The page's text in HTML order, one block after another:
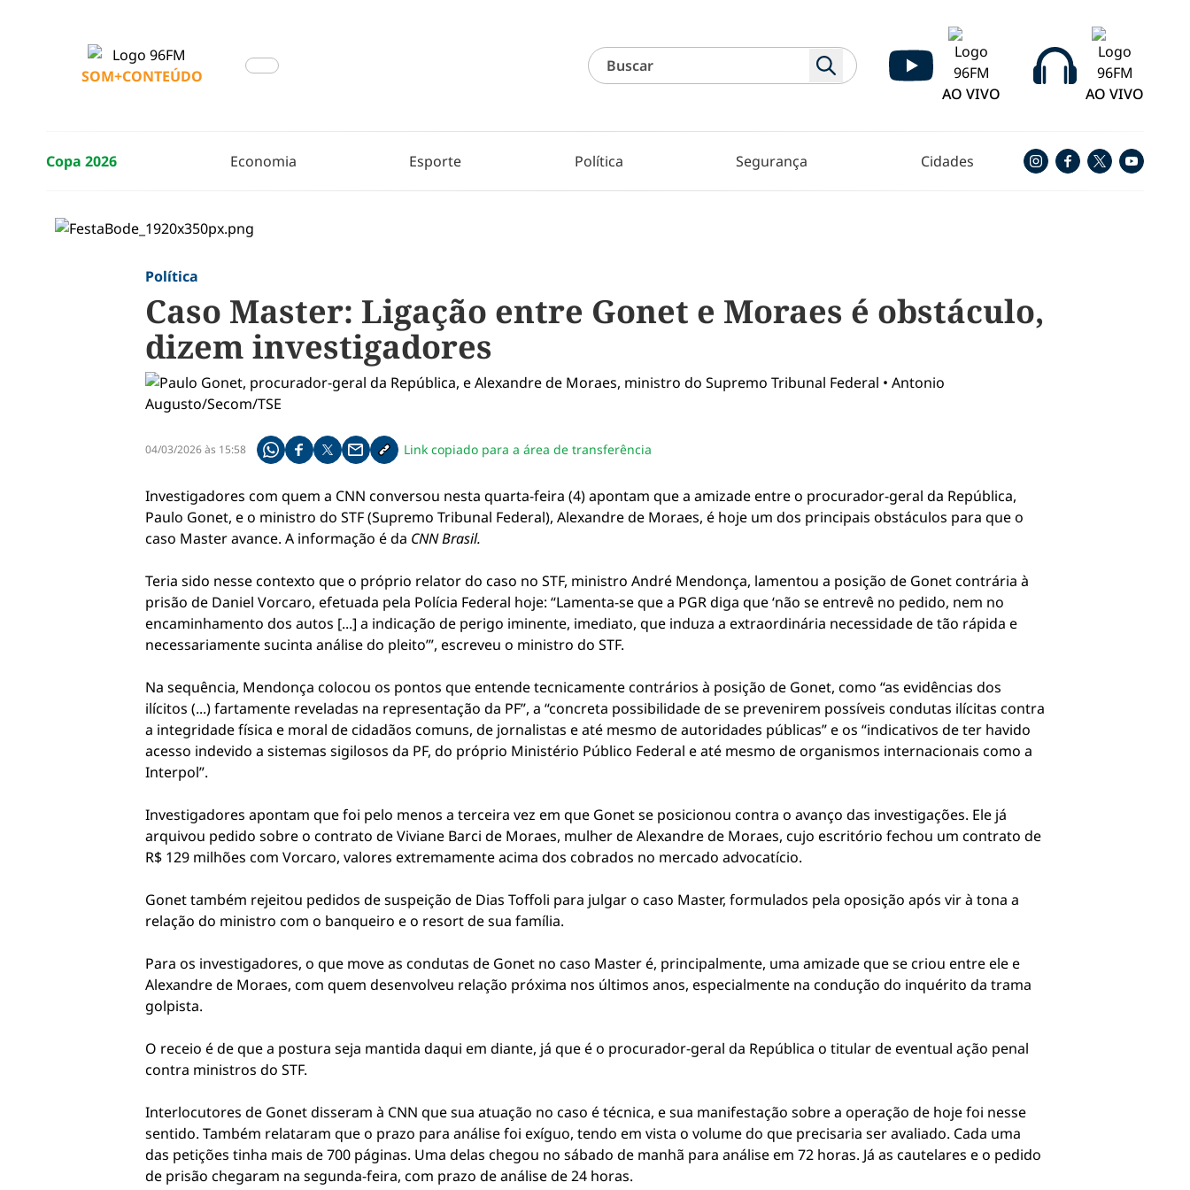
SOM+CONTEÚDO
AO VIVO
AO VIVO
Copa 2026 Economia Esporte Política Segurança Cidades
Política
Caso Master: Ligação entre Gonet e Moraes é obstáculo,
dizem investigadores
04/03/2026 às 15:58 Compartilhe pelo whatsapp
Compartilhar no facebook
Compartilhar no twitter
Compartilhe pelo email
Copiar link da notícia
Link copiado para a área de transferência
Investigadores com quem a CNN conversou nesta quarta-feira (4) apontam que a amizade entre o procurador-geral da República,
Paulo Gonet, e o ministro do STF (Supremo Tribunal Federal), Alexandre de Moraes, é hoje um dos principais obstáculos para que o
caso Master avance. A informação é da CNN Brasil.
Teria sido nesse contexto que o próprio relator do caso no STF, ministro André Mendonça, lamentou a posição de Gonet contrária à
prisão de Daniel Vorcaro, efetuada pela Polícia Federal hoje: “Lamenta-se que a PGR diga que ‘não se entrevê no pedido, nem no
encaminhamento dos autos [...] a indicação de perigo iminente, imediato, que induza a extraordinária necessidade de tão rápida e
necessariamente sucinta análise do pleito’”, escreveu o ministro do STF.
Na sequência, Mendonça colocou os pontos que entende tecnicamente contrários à posição de Gonet, como “as evidências dos
ilícitos (...) fartamente reveladas na representação da PF”, a “concreta possibilidade de se prevenirem possíveis condutas ilícitas contra
a integridade física e moral de cidadãos comuns, de jornalistas e até mesmo de autoridades públicas” e os “indicativos de ter havido
acesso indevido a sistemas sigilosos da PF, do próprio Ministério Público Federal e até mesmo de organismos internacionais como a
Interpol”.
Investigadores apontam que foi pelo menos a terceira vez em que Gonet se posicionou contra o avanço das investigações. Ele já
arquivou pedido sobre o contrato de Viviane Barci de Moraes, mulher de Alexandre de Moraes, cujo escritório fechou um contrato de
R$ 129 milhões com Vorcaro, valores extremamente acima dos cobrados no mercado advocatício.
Gonet também rejeitou pedidos de suspeição de Dias Toffoli para julgar o caso Master, formulados pela oposição após vir à tona a
relação do ministro com o banqueiro e o resort de sua família.
Para os investigadores, o que move as condutas de Gonet no caso Master é, principalmente, uma amizade que se criou entre ele e
Alexandre de Moraes, com quem desenvolveu relação próxima nos últimos anos, especialmente na condução do inquérito da trama
golpista.
O receio é de que a postura seja mantida daqui em diante, já que é o procurador-geral da República o titular de eventual ação penal
contra ministros do STF.
Interlocutores de Gonet disseram à CNN que sua atuação no caso é técnica, e sua manifestação sobre a operação de hoje foi nesse
sentido. Também relataram que o prazo para análise foi exíguo, tendo em vista o volume do que precisaria ser avaliado. Cada uma
das petições tinha mais de 700 páginas. Uma delas chegou no sábado de manhã para análise em 72 horas. Já as cautelares e o pedido
de prisão chegaram na segunda-feira, com prazo de análise de 24 horas.